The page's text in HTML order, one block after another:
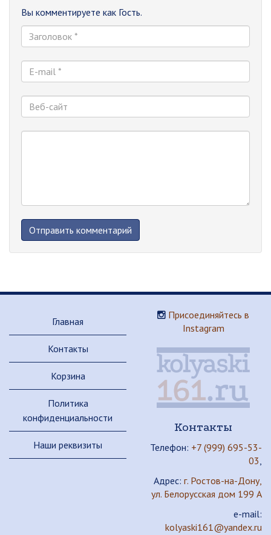
Вы комментируете как Гость.
Главная
Контакты
Корзина
Политика
конфиденциальности
Наши реквизиты
Присоединяйтесь в
Instagram
Контакты
Телефон: +7 (999) 695-53-
03,
Адрес: г. Ростов-на-Дону,
ул. Белорусская дом 199 А
e-mail:
kolyaski161@yandex.ru